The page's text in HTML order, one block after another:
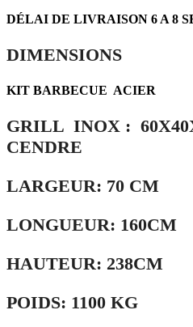
DÉLAI DE LIVRAISON 6 A 8
DIMENSIONS
KIT BARBECUE ACIER
GRILL INOX :
CENDRE
LARGEUR: 70 CM
LONGUEUR: 160CM
HAUTEUR: 238CM
POIDS: 1100 KG